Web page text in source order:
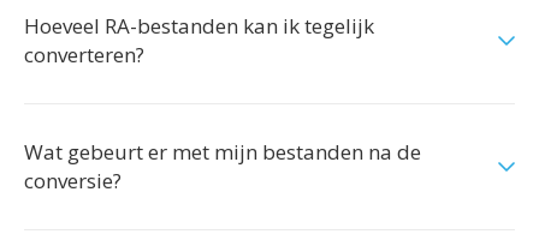
Hoeveel RA-bestanden kan ik tegelijk
converteren?
Wat gebeurt er met mijn bestanden na de
conversie?